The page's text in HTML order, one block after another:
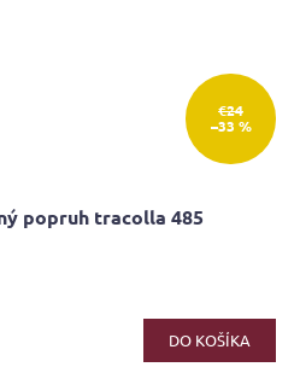
€24
–33 %
popruh tracolla 485
DO KOŠÍKA